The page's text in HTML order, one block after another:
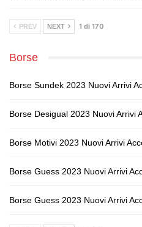
PREV NEXT 1 di 170
Borse
Borse Sundek 2023 Nuovi Arrivi
Borse Desigual 2023 Nuovi Arrivi
Borse Motivi 2023 Nuovi Arrivi
Borse Guess 2023 Nuovi Arrivi
Borse Guess 2023 Nuovi Arrivi